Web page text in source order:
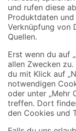
Zahlungsarten
Sicher einkaufen
Jetzt die toom-App